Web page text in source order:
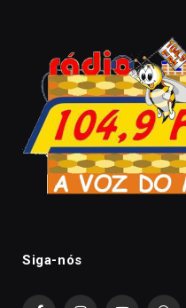
Siga-nós